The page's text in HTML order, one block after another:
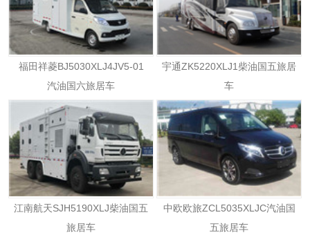
福田祥菱BJ5030XLJ4JV5-01
汽油国六旅居车
宇通ZK5220XLJ1柴油国五旅居
车
江南航天SJH5190XLJ柴油国五
旅居车
中欧欧旅ZCL5035XLJC汽油国
五旅居车